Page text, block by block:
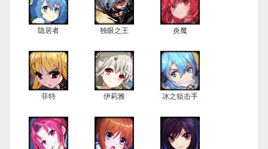
隐居者 独眼之王 炎魔
菲特 伊莉雅 冰之狙击手